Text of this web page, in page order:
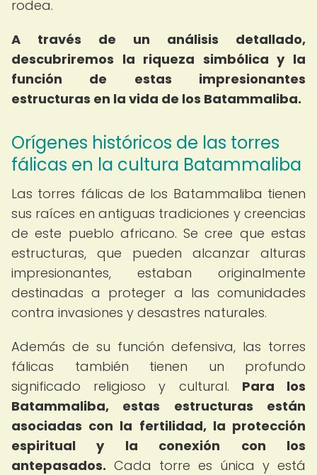
rodea.
A través de un análisis detallado,
descubriremos la riqueza simbólica y la
función de estas impresionantes
estructuras en la vida de los Batammaliba.
Orígenes históricos de las torres
fálicas en la cultura Batammaliba
Las torres fálicas de los Batammaliba tienen
sus raíces en antiguas tradiciones y creencias
de este pueblo africano. Se cree que estas
estructuras, que pueden alcanzar alturas
impresionantes, estaban originalmente
destinadas a proteger a las comunidades
contra invasiones y desastres naturales.
Además de su función defensiva, las torres
fálicas también tienen un profundo
significado religioso y cultural. Para los
Batammaliba, estas estructuras están
asociadas con la fertilidad, la protección
espiritual y la conexión con los
antepasados. Cada torre es única y está